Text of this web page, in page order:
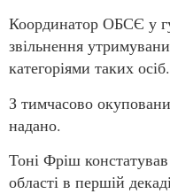
Координатор ОБСЄ у
звільнення
категоріями таких осіб.
З тимчасово
надано.
Тоні Фріш
області в першій